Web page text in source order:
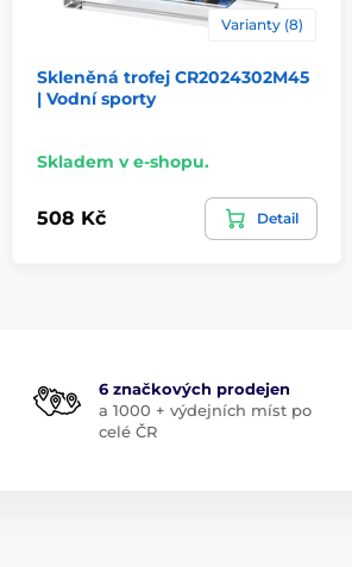
Varianty (8)
Skleněná trofej CR2024302M45
| Vodní sporty
Skladem v e-shopu.
508 Kč Detail
6 značkových prodejen
a 1000 + výdejních míst po
celé ČR